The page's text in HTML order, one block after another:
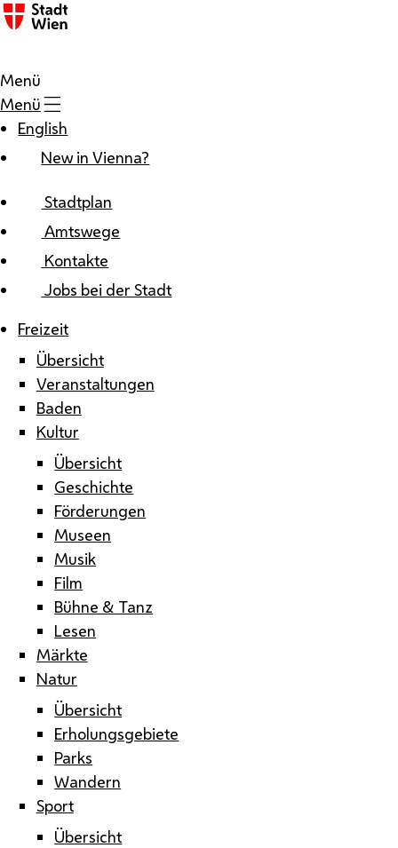
Zum Inhalt
Menü
Menü
English
New in Vienna?
Stadtplan
Amtswege
Kontakte
Jobs bei der Stadt
Freizeit
Übersicht
Veranstaltungen
Baden
Kultur
Übersicht
Geschichte
Förderungen
Museen
Musik
Film
Bühne & Tanz
Lesen
Märkte
Natur
Übersicht
Erholungsgebiete
Parks
Wandern
Sport
Übersicht